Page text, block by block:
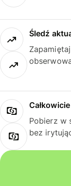
Śledź
Pobierz w
bez